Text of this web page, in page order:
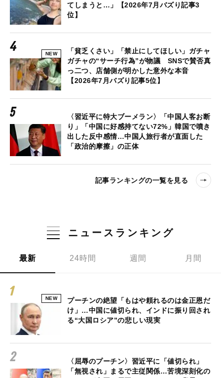
てしまうと…」【2026年7月バズり記事3
位】
NEW
「貧乏くさい」「禁止にしてほしい」ガチャ
ガチャの“サーチ行為”が物議 SNSで賛否真
っ二つ、店舗側が明かした意外な本音
【2026年7月バズり記事5位】
〈習近平に特大ブーメラン〉「中国人客お断
り」「中国に好感持てない72%」韓国で噴き
出した反中感情…中国人旅行者が直面した
「政治的摩擦」の正体
記事ランキングの一覧を見る
ニュースランキング
最新 24時間 週間 月間
NEW
プーチンの絶望「もはや頼れるのは金正恩だ
け」…中国に値切られ、インドに振り回され
る“大国ロシア”の悲しい現実
〈屈辱のプーチン〉習近平に「値切られ」
「無視され」まるで主従関係…苦境深刻化の